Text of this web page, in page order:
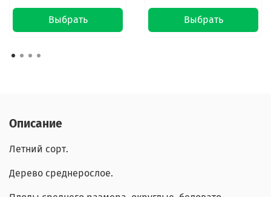
Выбрать Выбрать
Описание
Летний сорт.
Дерево среднерослое.